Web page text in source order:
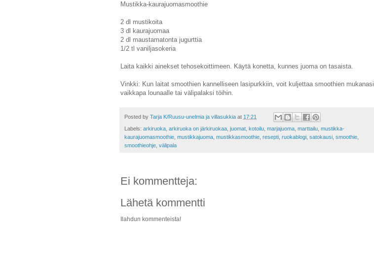
Mustikka-kaurajuomasmoothie
2 dl mustikoita
3 dl kaurajuomaa
2 dl maustamatonta jugurttia
1/2 tl vaniljasokeria
Laita kaikki ainekset tehosekoittimeen. Käytä konetta, kunnes juoma on tasaista.
Vinkki: Kun laitat smoothien kannelliseen lasipurkkiin, voit kuljettaa smoothien mukanasi
vaikkapa lounaalle tai välipalaksi töihin.
Posted by Tarja K/Ruusu-unelmia ja villasukkia at 17:21
Labels: arkiruoka, arkiruoka on järkiruokaa, juomat, kotoilu, marjajuoma, marttailu, mustikka-
kaurajuomasmoothie, mustikkajuoma, mustikkasmoothie, resepti, ruokablogi, satokausi, smoothie,
smoothieohje, välipala
Ei kommentteja:
Lähetä kommentti
Ilahdun kommenteista!